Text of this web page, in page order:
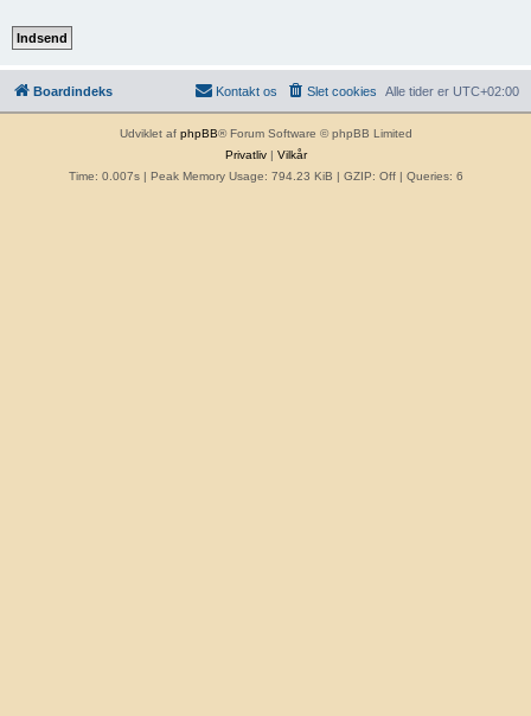
Boardindeks Alle tider er UTC+02:00
Slet cookies
Kontakt os
Udviklet af phpBB® Forum Software © phpBB Limited
Privatliv| Vilkår
Time: 0.007s| Peak Memory Usage: 794.23 KiB | GZIP: Off | Queries: 6